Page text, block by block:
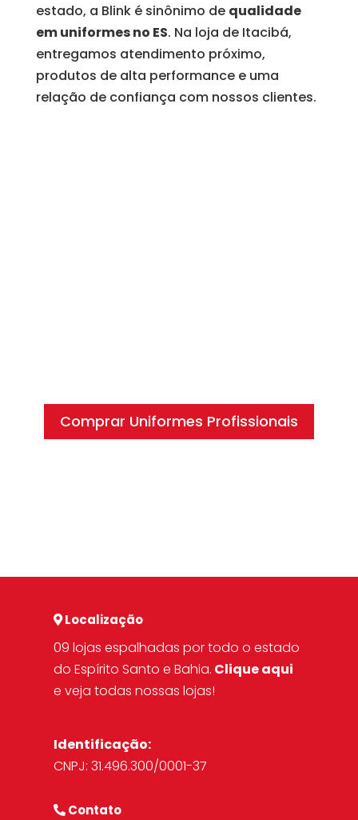
estado, a Blink é sinônimo de qualidade
em uniformes no ES. Na loja de Itacibá,
entregamos atendimento próximo,
produtos de alta performance e uma
relação de confiança com nossos clientes.
Comprar Uniformes Profissionais
Localização
09 lojas espalhadas por todo o estado
do Espírito Santo e Bahia. Clique aqui
e veja todas nossas lojas!
Identificação:
CNPJ: 31.496.300/0001-37
Contato